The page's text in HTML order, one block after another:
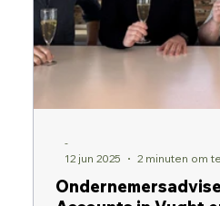
-
12 jun 2025
2 minuten om